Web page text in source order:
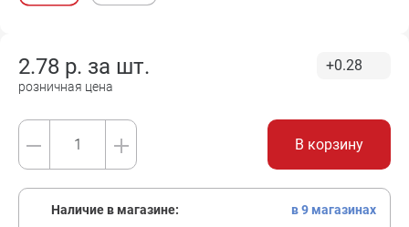
2.78 р. за шт.
розничная цена
+0.28
В корзину
Наличие в магазине: в 9 магазинах